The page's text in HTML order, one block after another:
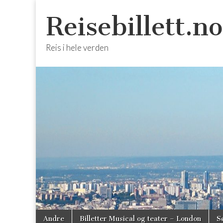
Reisebillett.no
Reis i hele verden
Main
Skip
Andre Billetter Musical og teater – London